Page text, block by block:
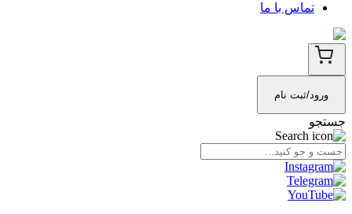
تماس با ما
ورود/ثبت نام
جستجو